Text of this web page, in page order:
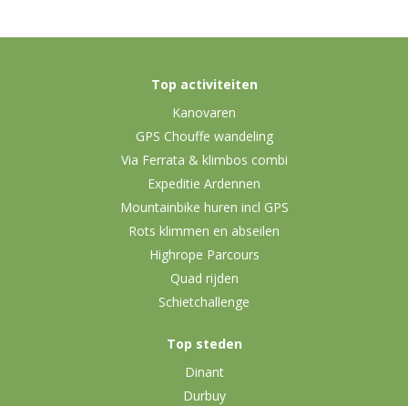
Top activiteiten
Kanovaren
GPS Chouffe wandeling
Via Ferrata & klimbos combi
Expeditie Ardennen
Mountainbike huren incl GPS
Rots klimmen en abseilen
Highrope Parcours
Quad rijden
Schietchallenge
Top steden
Dinant
Durbuy